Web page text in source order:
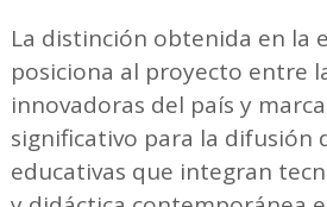
La distinción obtenida en la
posiciona al proyecto entre
innovadoras del país y
significativo para la difusión
educativas que integran